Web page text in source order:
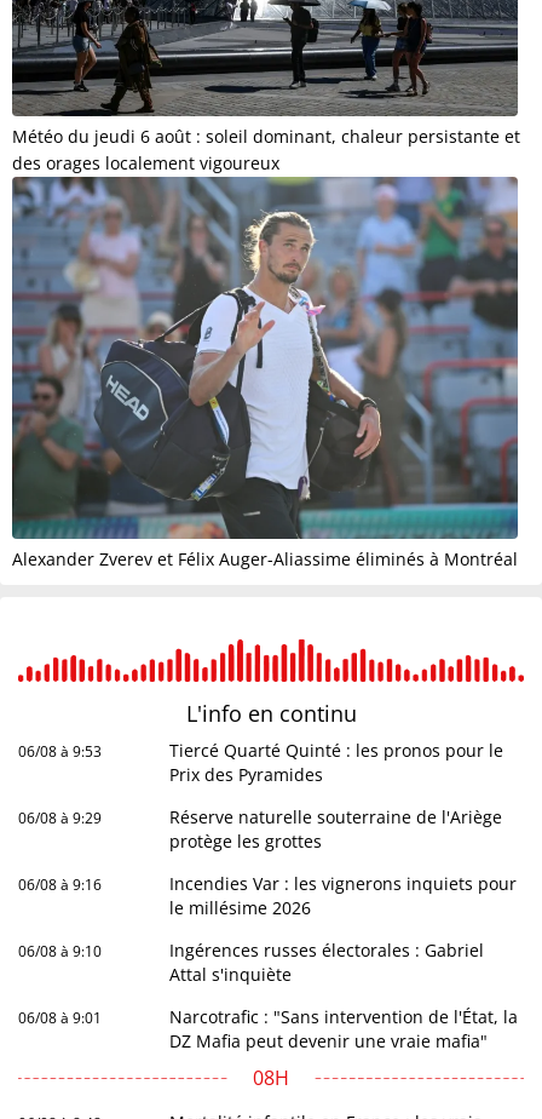
Météo du jeudi 6 août : soleil dominant, chaleur persistante et
des orages localement vigoureux
Alexander Zverev et Félix Auger-Aliassime éliminés à Montréal
L'info en continu
06/08 à 9:53
Tiercé Quarté Quinté : les pronos pour le
Prix des Pyramides
06/08 à 9:29
Réserve naturelle souterraine de l'Ariège
protège les grottes
06/08 à 9:16
Incendies Var : les vignerons inquiets pour
le millésime 2026
06/08 à 9:10
Ingérences russes électorales : Gabriel
Attal s'inquiète
06/08 à 9:01
Narcotrafic : "Sans intervention de l'État, la
DZ Mafia peut devenir une vraie mafia"
08H